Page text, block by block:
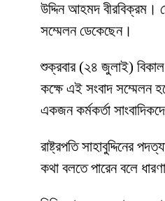
উদ্দিন আহমদ বীরবিক্রম।
সম্মেলন ডেকেছেন।
শুক্রবার (২৪ জুলাই)
কক্ষে এই সংবাদ সম্মেলন
একজন কর্মকর্তা
রাষ্ট্রপতি সাহাবুদ্দিনের
কথা বলতে পারেন বলে